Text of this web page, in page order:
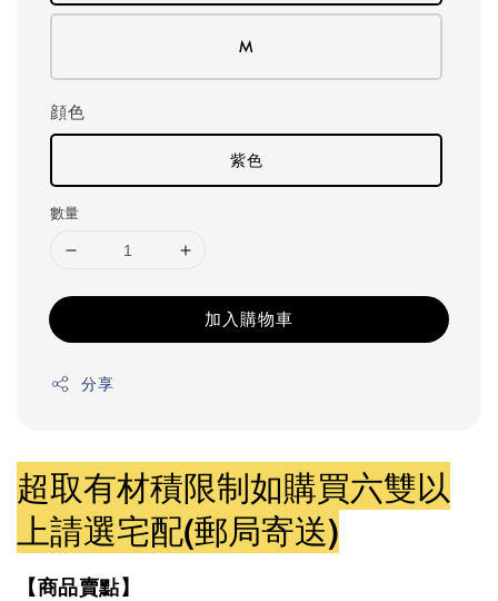
M
顔色
紫色
數量
加入購物車
分享
超取有材積限制如購買六雙以
上請選宅配(郵局寄送)
【商品賣點】